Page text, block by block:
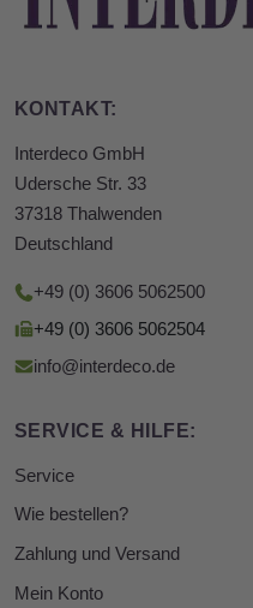
KONTAKT:
Interdeco GmbH
Udersche Str. 33
37318 Thalwenden
Deutschland
+49 (0) 3606 5062500
+49 (0) 3606 5062504
info@interdeco.de
SERVICE & HILFE:
Service
Wie bestellen?
Zahlung und Versand
Mein Konto